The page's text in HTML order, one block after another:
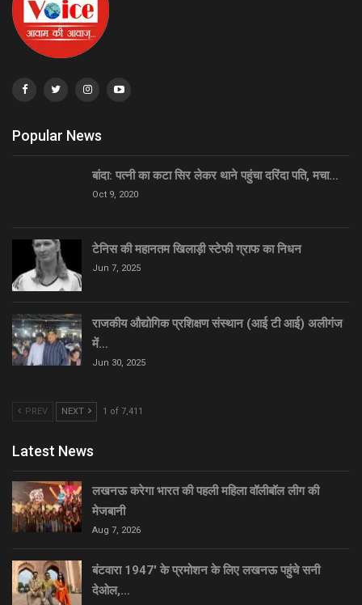
Popular News
बांदा: पत्नी का कटा सिर लेकर थाने पहुंचा दरिंदा पति, मचा…
Oct 9, 2020
टेनिस की महानतम खिलाड़ी स्टेफी ग्राफ का निधन
Jun 7, 2025
राजकीय औद्योगिक प्रशिक्षण संस्थान (आई टी आई) अलीगंज
में…
Jun 30, 2025
PREV NEXT 1 of 7,411
Latest News
लखनऊ करेगा भारत की पहली महिला वॉलीबॉल लीग की
मेजबानी
Aug 7, 2026
बंटवारा 1947′ के प्रमोशन के लिए लखनऊ पहुंचे सनी
देओल,…